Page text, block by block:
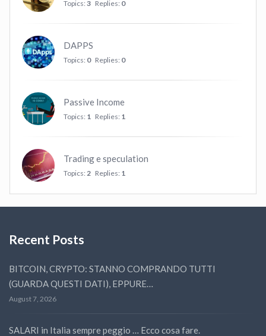
Topics: 3 Replies: 0
DAPPS
Topics: 0 Replies: 0
Passive Income
Topics: 1 Replies: 1
Trading e speculation
Topics: 2 Replies: 1
Recent Posts
BITCOIN, CRYPTO: STANNO COMPRANDO TUTTI
(GUARDA QUESTI DATI), EPPURE…
August 7, 2026
SALARI in Italia sempre peggio … Ecco cosa fare.